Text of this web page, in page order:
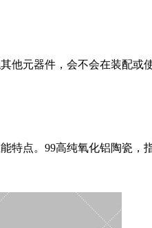
元器件，会不会在装配或
点。99高纯氧化铝陶瓷，